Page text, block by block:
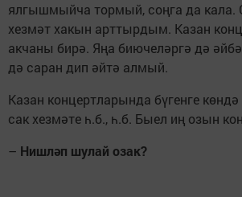
ялгышмыйча тормый, соңга да кала.
хезмәт хакын арттырдым. Казан
акчаны бирә. Яңа биючеләргә дә
дә саран дип әйтә алмый.
Казан концертларында бүгенге
сак хезмәте һ.б., һ.б. Быел иң озын
– Нишләп шулай озак?